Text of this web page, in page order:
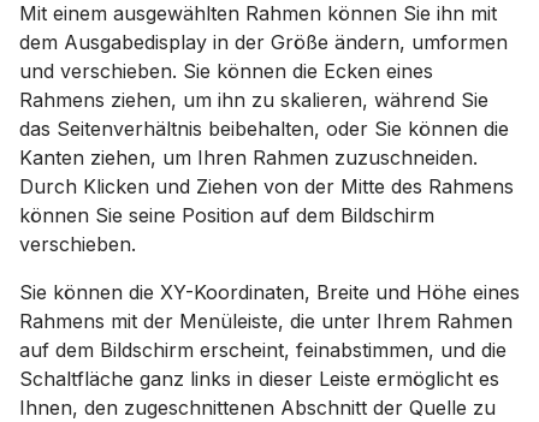
Mit einem ausgewählten Rahmen können Sie ihn mit
dem Ausgabedisplay in der Größe ändern, umformen
und verschieben. Sie können die Ecken eines
Rahmens ziehen, um ihn zu skalieren, während Sie
das Seitenverhältnis beibehalten, oder Sie können die
Kanten ziehen, um Ihren Rahmen zuzuschneiden.
Durch Klicken und Ziehen von der Mitte des Rahmens
können Sie seine Position auf dem Bildschirm
verschieben.
Sie können die XY-Koordinaten, Breite und Höhe eines
Rahmens mit der Menüleiste, die unter Ihrem Rahmen
auf dem Bildschirm erscheint, feinabstimmen, und die
Schaltfläche ganz links in dieser Leiste ermöglicht es
Ihnen, den zugeschnittenen Abschnitt der Quelle zu